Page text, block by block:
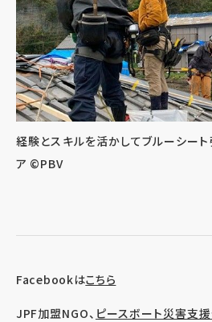
経験とスキルを活かしてブルーシー
ア ©PBV
Facebookはこちら
JPF加盟NGO、 ピースボート災害支援